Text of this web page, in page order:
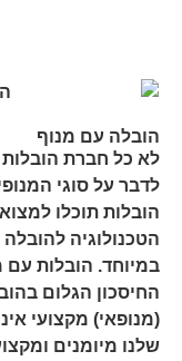
הובלה עם מנוף
לא כל חברת
לדבר על סוגי
הובלות תוכלו
הטכנולוגיה להובלה
במיוחד. הובלות עם
החיסכון הגלום
(מנופאי) מקצועי
שלנו מיומנים